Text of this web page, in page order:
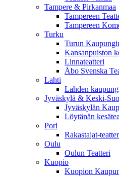
Tampere & Pirkanmaa
Tampereen
Tampereen
Turku
Turun
Kansanpuiston
Linnateatteri
Åbo Svenska
Lahti
Lahden
Jyväskylä & Keski-
Jyväskylän
Löytänän
Pori
Rakastajat-
Oulu
Oulun Teatteri
Kuopio
Kuopion